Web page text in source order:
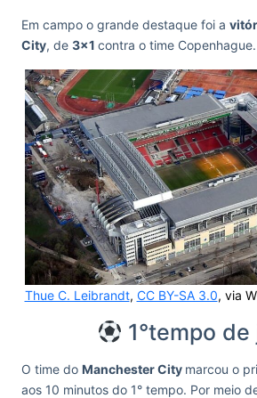
Em campo o grande destaque foi a
City, de 3×1 contra o time Copenhague.
Thue C. Leibrandt, CC BY-SA 3.0, via
1°tempo de
O time do Manchester City marcou o
aos 10 minutos do 1° tempo. Por meio